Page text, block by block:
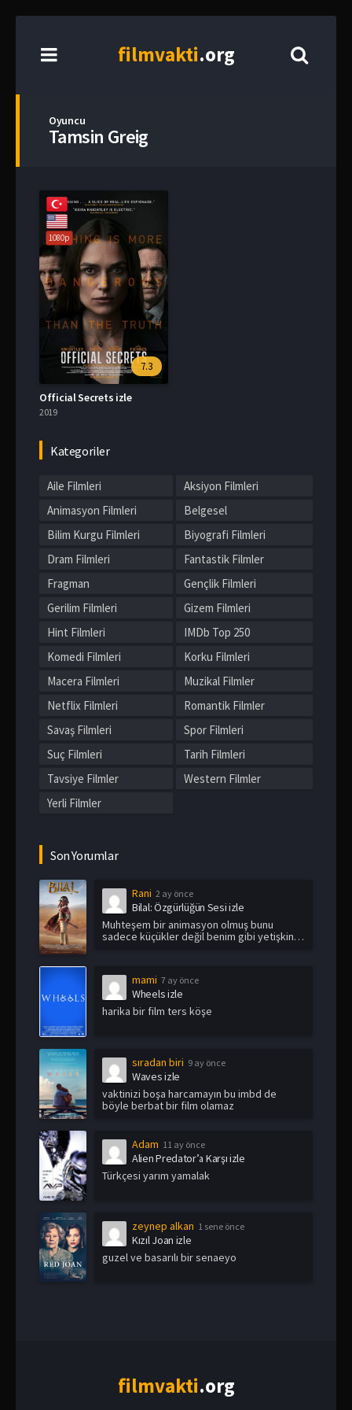
filmvakti.org
Oyuncu
Tamsin Greig
1080p
7.3
Official Secrets izle
2019
Kategoriler
Aile Filmleri
Aksiyon Filmleri
Animasyon Filmleri
Belgesel
Bilim Kurgu Filmleri
Biyografi Filmleri
Dram Filmleri
Fantastik Filmler
Fragman
Gençlik Filmleri
Gerilim Filmleri
Gizem Filmleri
Hint Filmleri
IMDb Top 250
Komedi Filmleri
Korku Filmleri
Macera Filmleri
Muzikal Filmler
Netflix Filmleri
Romantik Filmler
Savaş Filmleri
Spor Filmleri
Suç Filmleri
Tarih Filmleri
Tavsiye Filmler
Western Filmler
Yerli Filmler
Son Yorumlar
Rani 2 ay önce
Bilal: Özgürlüğün Sesi izle
Muhteşem bir animasyon olmuş bunu
sadece küçükler değil benim gibi yetişkin
mami 7 ay önce
Wheels izle
harika bir film ters köşe
sıradan biri 9 ay önce
Waves izle
vaktinizi boşa harcamayın bu imbd de
böyle berbat bir film olamaz
Adam 11 ay önce
Alien Predator’a Karşı izle
Türkçesi yarım yamalak
zeynep alkan 1 sene önce
Kızıl Joan izle
guzel ve basarılı bir senaeyo
filmvakti.org